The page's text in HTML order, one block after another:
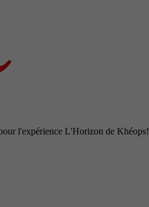
l'expérience L'Horizon de Khéops!